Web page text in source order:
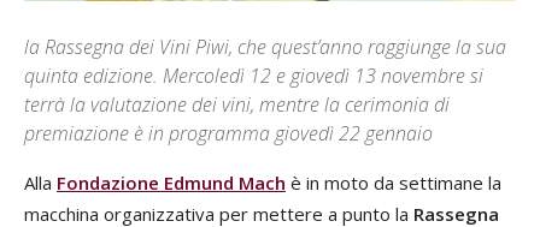
la Rassegna dei Vini Piwi, che quest’anno raggiunge la sua
quinta edizione. Mercoledì 12 e giovedì 13 novembre si
terrà la valutazione dei vini, mentre la cerimonia di
premiazione è in programma giovedì 22 gennaio
Alla Fondazione Edmund Mach è in moto da settimane la
macchina organizzativa per mettere a punto la Rassegna